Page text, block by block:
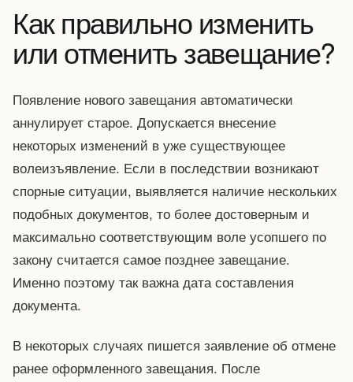
Как правильно изменить
или отменить завещание?
Появление нового завещания автоматически
аннулирует старое. Допускается внесение
некоторых изменений в уже существующее
волеизъявление. Если в последствии возникают
спорные ситуации, выявляется наличие нескольких
подобных документов, то более достоверным и
максимально соответствующим воле усопшего по
закону считается самое позднее завещание.
Именно поэтому так важна дата составления
документа.
В некоторых случаях пишется заявление об отмене
ранее оформленного завещания. После